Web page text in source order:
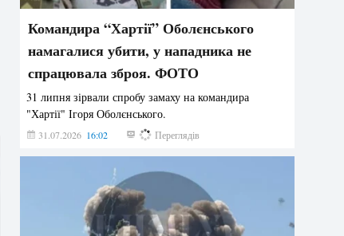
Командира “Хартії” Оболєнського
намагалися убити, у нападника не
спрацювала зброя. ФОТО
31 липня зірвали спробу замаху на командира
"Хартії" Ігоря Оболєнського.
31.07.2026 16:02 188 Переглядів